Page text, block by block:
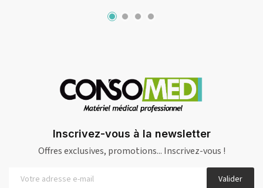
Inscrivez-vous à la newsletter
Offres exclusives, promotions... Inscrivez-vous !
Valider